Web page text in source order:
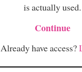
is actually used.
Continue
Already have access?